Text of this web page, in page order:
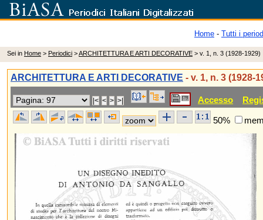
Home - Tutti i
Sei in Home > Periodici >ARCHITETTURA E ARTI DECORATIVE > v. 1, n. 3 (1928-1929)
ARCHITETTURA E ARTI DECORATIVE - v. 1, n. 3 (1928-
Accesso
50%